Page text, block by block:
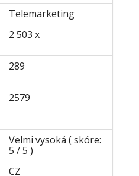
Telemarketing
2 503 x
289
2579
Velmi vysoká ( skóre:
5 / 5 )
CZ